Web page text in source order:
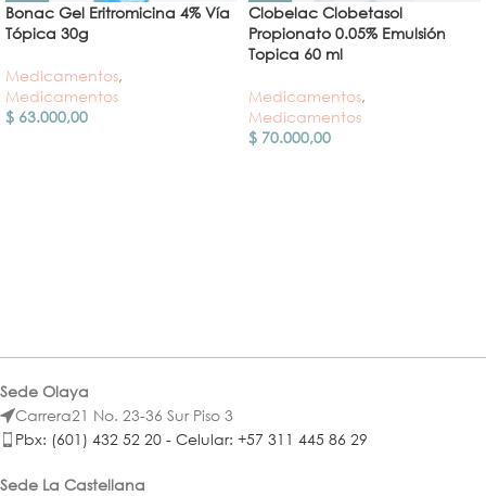
Bonac Gel Eritromicina 4% Vía
Tópica 30g
Medicamentos,
Medicamentos
$ 63.000,00
Clobelac Clobetasol
Propionato 0.05% Emulsión
Topica 60 ml
Medicamentos,
Medicamentos
$ 70.000,00
Sede Olaya
Carrera21 No. 23-36 Sur Piso 3
Pbx: (601) 432 52 20 - Celular: +57 311 445 86 29
Sede La Castellana